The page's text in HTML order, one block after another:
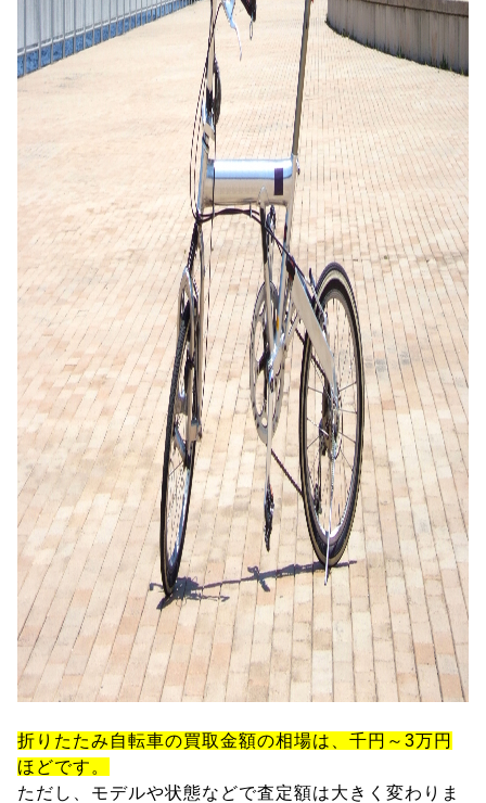
折りたたみ自転車の買取金額の相場は、千円～3万円
ほどです。
ただし、モデルや状態などで査定額は大きく変わりま